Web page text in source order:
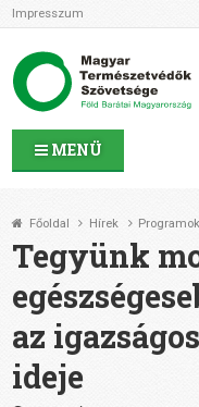
MENÜ
Impresszum
Az MTVSZ-ről
Programok
MTVSZ ügyek és események
Tagszervezetek
Támogatóink
CSATLAKOZZ hozzánk!
Elérhetőségeink
1%
Segítsd a munkánkat!
Adományozz!
Főoldal Hírek Programok
Tegyünk
az
ideje